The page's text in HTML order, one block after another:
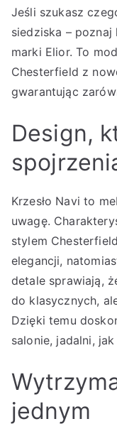
Jeśli szukasz
siedziska – poznaj
marki Elior. To
Chesterfield z
gwarantując
Design,
Krzesło Navi to
uwagę.
stylem
elegancji,
detale sprawiają,
do klasycznych,
Dzięki temu
salonie, jadalni,
jednym